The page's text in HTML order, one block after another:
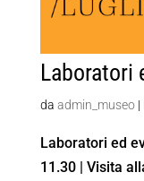
Laboratori
da admin_museo|
Laboratori ed
11.30 | Visita